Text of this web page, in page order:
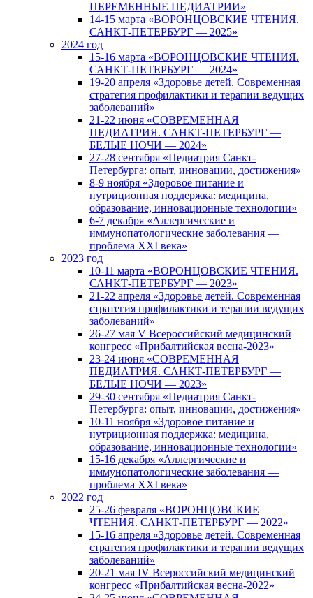
ПЕРЕМЕННЫЕ ПЕДИАТРИИ»
14-15 марта «ВОРОНЦОВСКИЕ ЧТЕНИЯ.
САНКТ-ПЕТЕРБУРГ — 2025»
2024 год
15-16 марта «ВОРОНЦОВСКИЕ ЧТЕНИЯ.
САНКТ-ПЕТЕРБУРГ — 2024»
19-20 апреля «Здоровье детей. Современная
стратегия профилактики и терапии ведущих
заболеваний»
21-22 июня «СОВРЕМЕННАЯ
ПЕДИАТРИЯ. САНКТ-ПЕТЕРБУРГ —
БЕЛЫЕ НОЧИ — 2024»
27-28 сентября «Педиатрия Санкт-
Петербурга: опыт, инновации, достижения»
8-9 ноября «Здоровое питание и
нутриционная поддержка: медицина,
образование, инновационные технологии»
6-7 декабря «Аллергические и
иммунопатологические заболевания —
проблема XXI века»
2023 год
10-11 марта «ВОРОНЦОВСКИЕ ЧТЕНИЯ.
САНКТ-ПЕТЕРБУРГ — 2023»
21-22 апреля «Здоровье детей. Современная
стратегия профилактики и терапии ведущих
заболеваний»
26-27 мая V Всероссийский медицинский
конгресс «Прибалтийская весна-2023»
23-24 июня «СОВРЕМЕННАЯ
ПЕДИАТРИЯ. САНКТ-ПЕТЕРБУРГ —
БЕЛЫЕ НОЧИ — 2023»
29-30 сентября «Педиатрия Санкт-
Петербурга: опыт, инновации, достижения»
10-11 ноября «Здоровое питание и
нутриционная поддержка: медицина,
образование, инновационные технологии»
15-16 декабря «Аллергические и
иммунопатологические заболевания —
проблема XXI века»
2022 год
25-26 февраля «ВОРОНЦОВСКИЕ
ЧТЕНИЯ. САНКТ-ПЕТЕРБУРГ — 2022»
15-16 апреля «Здоровье детей. Современная
стратегия профилактики и терапии ведущих
заболеваний»
20-21 мая IV Всероссийский медицинский
конгресс «Прибалтийская весна-2022»